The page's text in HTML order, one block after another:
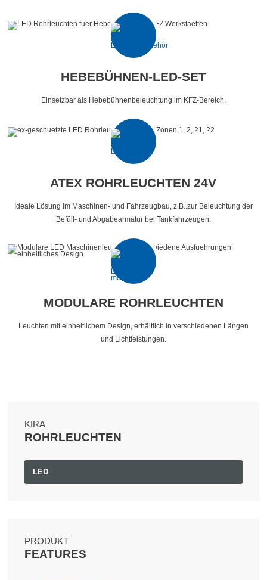
HEBEBÜHNEN-LED-SET
Einsetzbar als Hebebühnenbeleuchtung im KFZ-Bereich.
ATEX ROHRLEUCHTEN 24V
Ideale Lösung im Maschinen- und Fahrzeugbau, z.B..zur Beleuchtung der
Befüll- und Abgabearmatur bei Tankfahrzeugen.
MODULARE ROHRLEUCHTEN
Leuchten mit einheitlichem Design, erhältlich in verschiedenen Längen
und Lichtleistungen.
KIRA
ROHRLEUCHTEN
LED
PRODUKT
FEATURES